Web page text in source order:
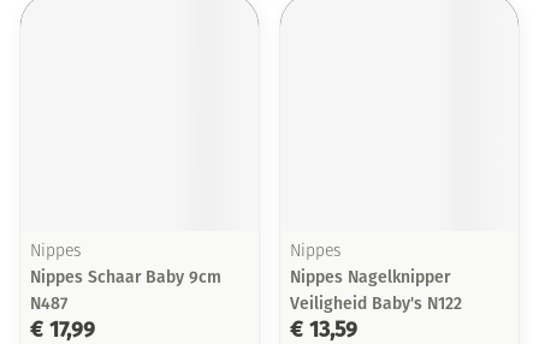
Nippes
Nippes Schaar Baby 9cm
N487
€ 17,99
Nippes
Nippes Nagelknipper
Veiligheid Baby's N122
€ 13,59